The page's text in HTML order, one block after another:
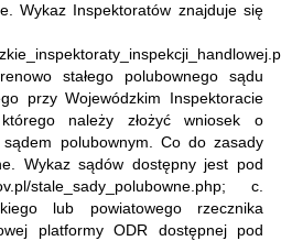
Wykaz Inspektoratów znajduje się
stałego polubownego sądu
przy Wojewódzkim Inspektoracie
należy złożyć wniosek o
polubownym. Co do zasady
Wykaz sądów dostępny jest pod
stale_sady_polubowne.php; c.
lub powiatowego rzecznika
platformy ODR dostępnej pod